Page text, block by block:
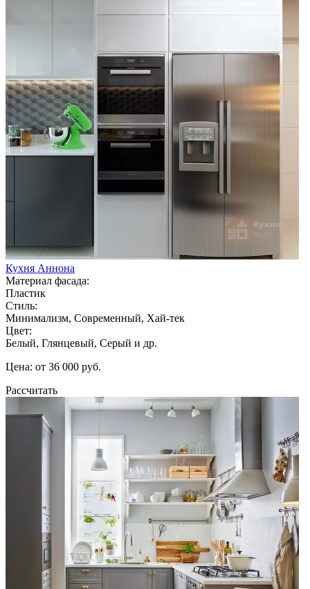
Кухня Аннона
Материал фасада:
Пластик
Стиль:
Минимализм, Современный, Хай-тек
Цвет:
Белый, Глянцевый, Серый и др.
Цена: от 36 000 руб.
Рассчитать